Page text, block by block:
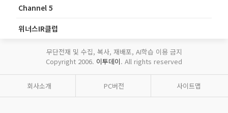
Channel 5
위너스IR클럽
무단전재 및 수집, 복사, 재배포, AI학습 이용 금지
Copyright 2006. 이투데이. All rights reserved
회사소개 PC버전 사이트맵